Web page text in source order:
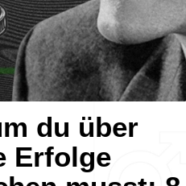
du über
Erfolge